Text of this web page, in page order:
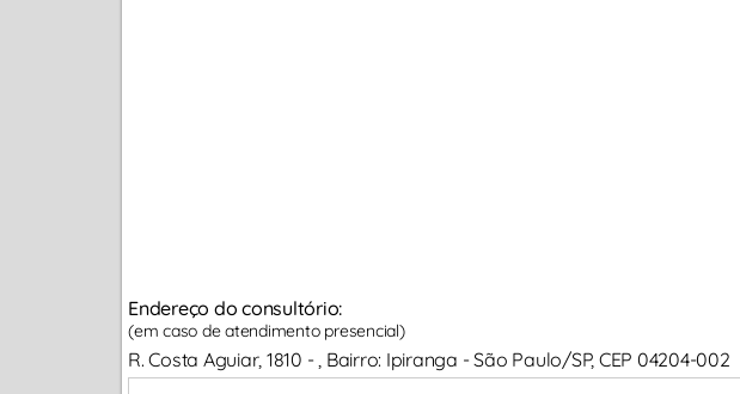
Endereço do consultório:
(em caso de atendimento presencial)
R. Costa Aguiar, 1810 - , Bairro: Ipiranga - São Paulo/SP, CEP 04204-002